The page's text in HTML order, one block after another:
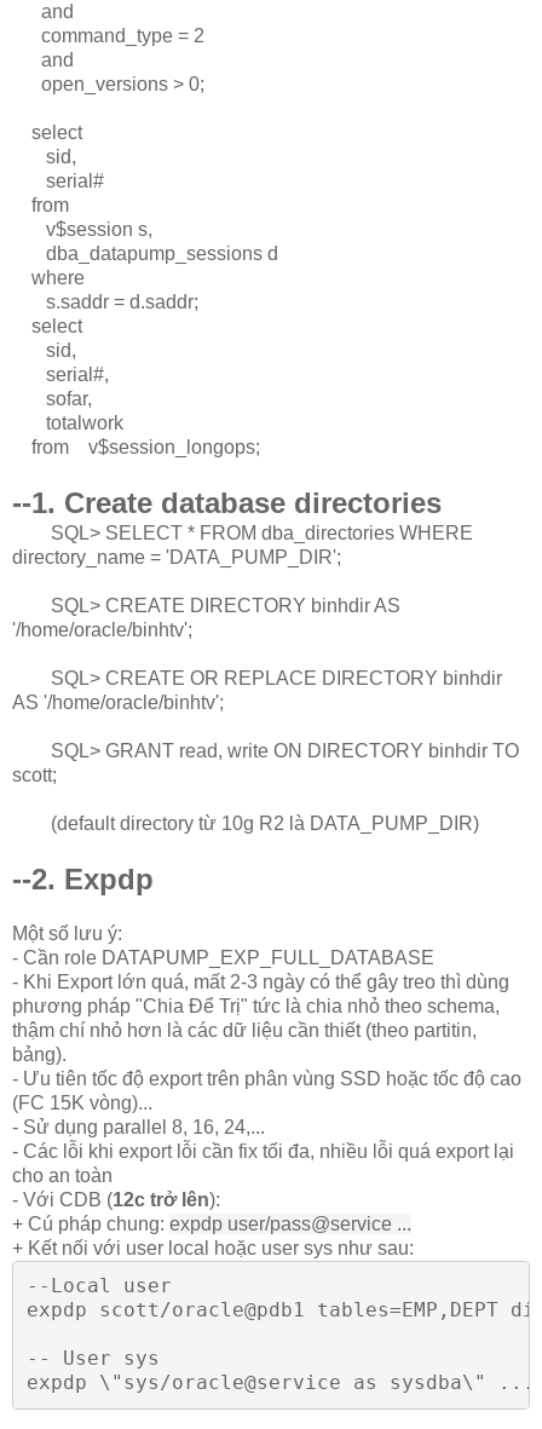
and
command_type = 2
and
open_versions > 0;
select
sid,
serial#
from
v$session s,
dba_datapump_sessions d
where
s.saddr = d.saddr;
select
sid,
serial#,
sofar,
totalwork
from v$session_longops;
--1. Create database directories
SQL> SELECT * FROM dba_directories WHERE
directory_name = 'DATA_PUMP_DIR';
SQL> CREATE DIRECTORY binhdir AS
'/home/oracle/binhtv';
SQL> CREATE OR REPLACE DIRECTORY binhdir
AS '/home/oracle/binhtv';
SQL> GRANT read, write ON DIRECTORY binhdir TO
scott;
(default directory từ 10g R2 là DATA_PUMP_DIR)
--2. Expdp
Một số lưu ý:
- Cần role DATAPUMP_EXP_FULL_DATABASE
- Khi Export lớn quá, mất 2-3 ngày có thể gây treo thì dùng
phương pháp "Chia Để Trị" tức là chia nhỏ theo schema,
thậm chí nhỏ hơn là các dữ liệu cần thiết (theo partitin,
bảng).
- Ưu tiên tốc độ export trên phân vùng SSD hoặc tốc độ cao
(FC 15K vòng)...
- Sử dụng parallel 8, 16, 24,...
- Các lỗi khi export lỗi cần fix tối đa, nhiều lỗi quá export lại
cho an toàn
- Với CDB (12c trở lên):
+ Cú pháp chung: expdp user/pass@service ...
+ Kết nối với user local hoặc user sys như sau:
--Local user
expdp scott/oracle@pdb1 tables=EMP,DEPT
-- User sys
expdp \"sys/oracle@service as sysdba\" ...